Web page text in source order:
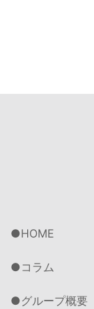
HOME
コラム
グループ概要